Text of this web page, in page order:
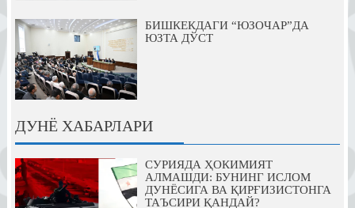
БИШКЕКДАГИ “ЮЗОЧАР”ДА
ЮЗТА ДЎСТ
ДУНЁ ХАБАРЛАРИ
СУРИЯДА ҲОКИМИЯТ
АЛМАШДИ: БУНИНГ ИСЛОМ
ДУНЁСИГА ВА ҚИРҒИЗИСТОНГА
ТАЪСИРИ ҚАНДАЙ?